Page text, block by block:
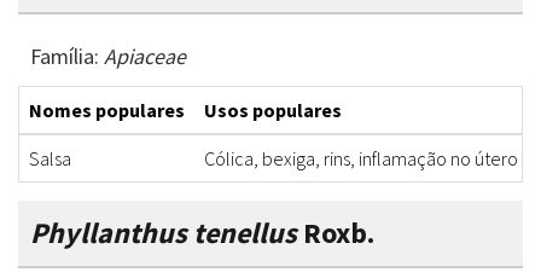
Família: Apiaceae
Nomes populares Usos populares
Salsa
Cólica, bexiga, rins, inflamação no útero
Phyllanthus tenellusRoxb.